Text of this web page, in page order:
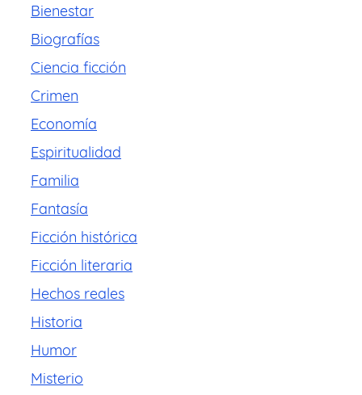
Bienestar
Biografías
Ciencia ficción
Crimen
Economía
Espiritualidad
Familia
Fantasía
Ficción histórica
Ficción literaria
Hechos reales
Historia
Humor
Misterio